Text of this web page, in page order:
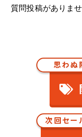
質問投稿がありま
思わぬ
次回セー